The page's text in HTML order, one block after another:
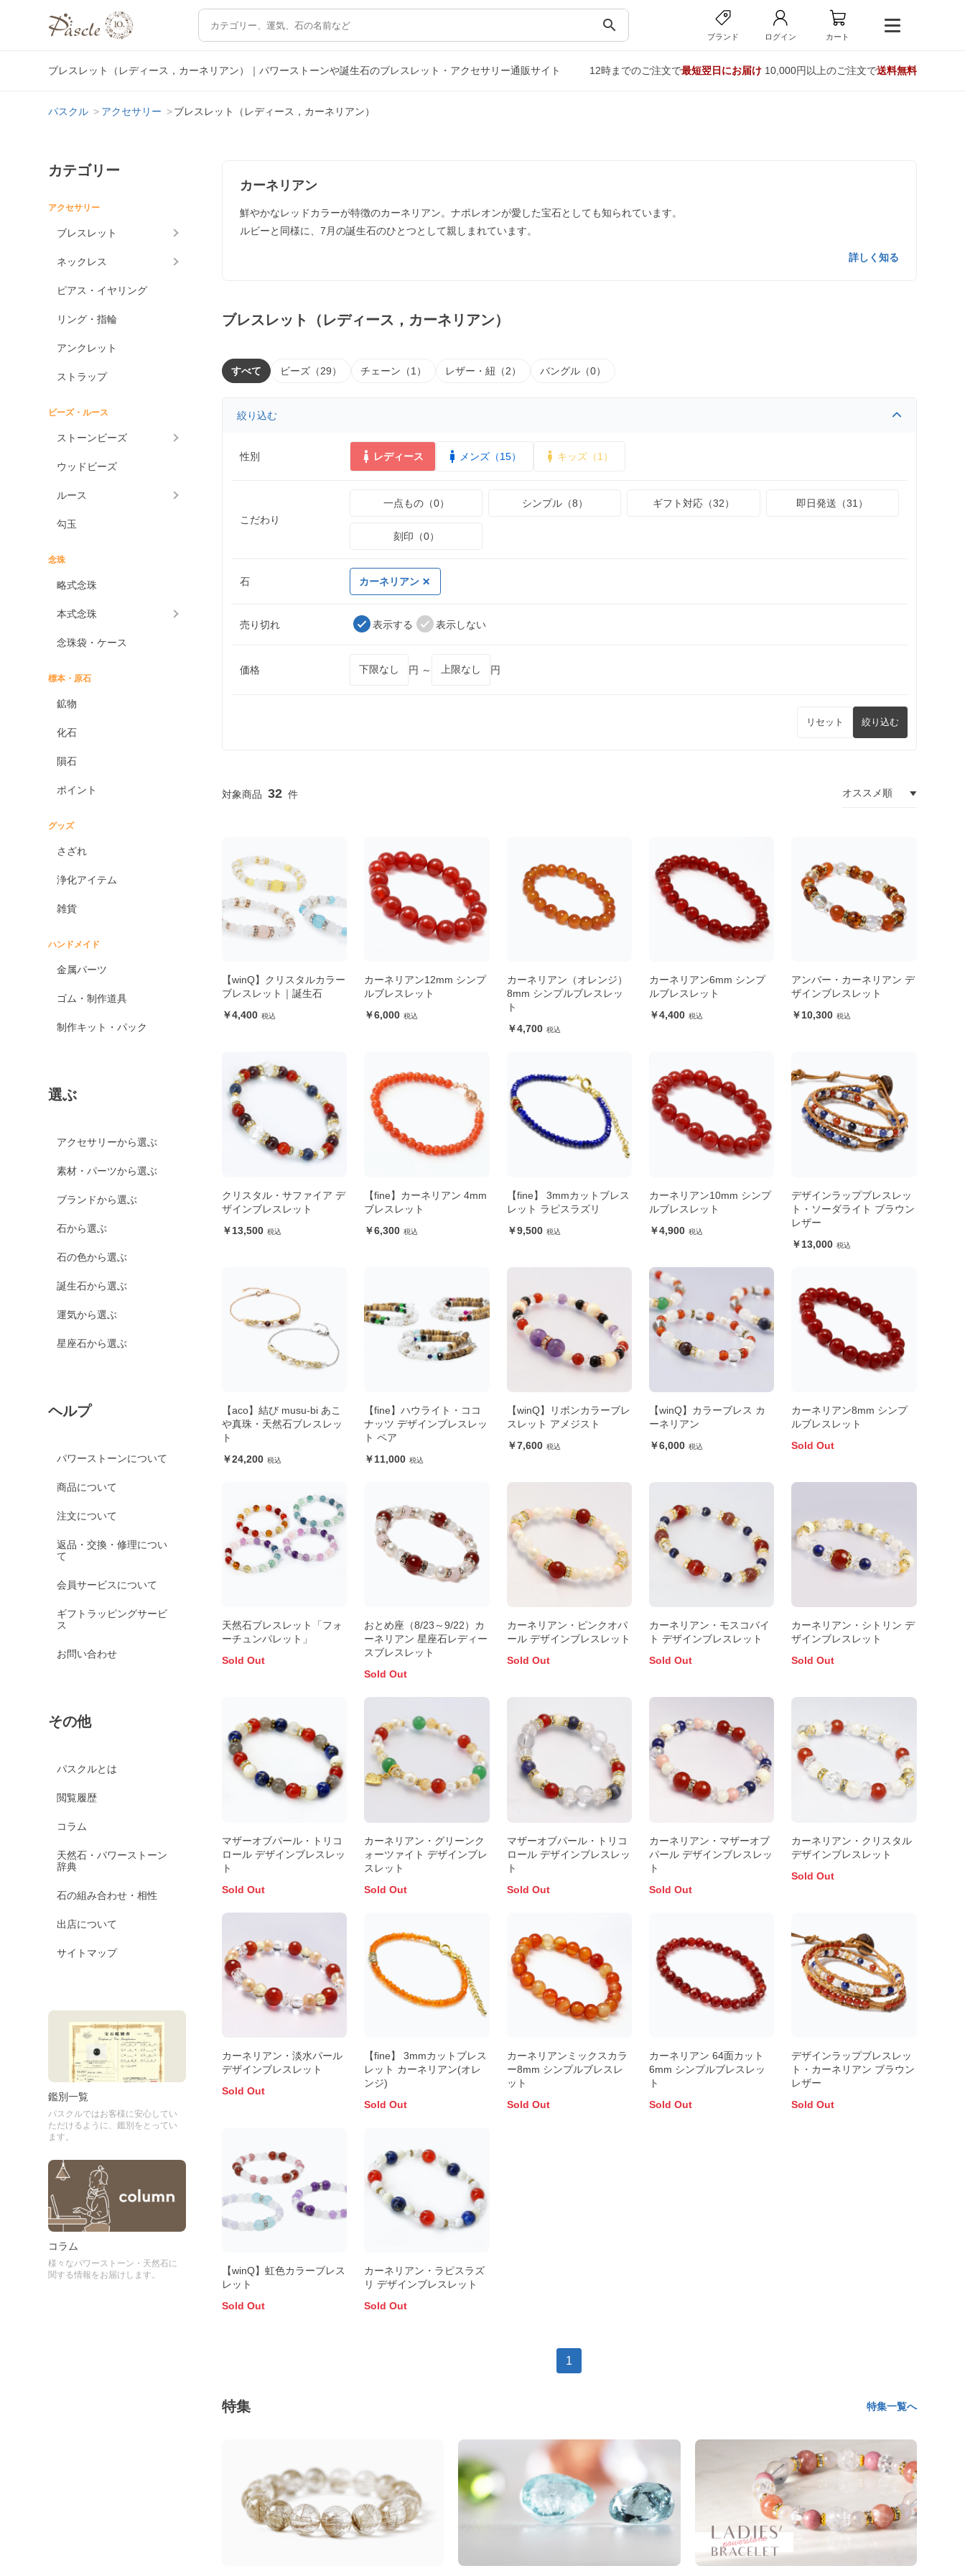
search
ブランド ログイン カート
ブレスレット（レディース，カーネリアン）｜パワーストーンや誕生石のブレスレット・アクセサリー通販サイト 12時までのご注文で最短翌日にお届け10,000円以上のご注文で送料無料
パスクル アクセサリー ブレスレット（レディース，カーネリアン）
カテゴリー
アクセサリー
ブレスレット
ネックレス
ピアス・イヤリング
リング・指輪
アンクレット
ストラップ
ビーズ・ルース
ストーンビーズ
ウッドビーズ
ルース
勾玉
念珠
略式念珠
本式念珠
念珠袋・ケース
標本・原石
鉱物
化石
隕石
ポイント
グッズ
さざれ
浄化アイテム
雑貨
ハンドメイド
金属パーツ
ゴム・制作道具
制作キット・パック
選ぶ
アクセサリーから選ぶ
素材・パーツから選ぶ
ブランドから選ぶ
石から選ぶ
石の色から選ぶ
誕生石から選ぶ
運気から選ぶ
星座石から選ぶ
ヘルプ
パワーストーンについて
商品について
注文について
返品・交換・修理につい
て
会員サービスについて
ギフトラッピングサービ
ス
お問い合わせ
その他
パスクルとは
閲覧履歴
コラム
天然石・パワーストーン
辞典
石の組み合わせ・相性
出店について
サイトマップ
鑑別一覧
パスクルではお客様に安心してい
ただけるように、鑑別をとってい
ます。
コラム
様々なパワーストーン・天然石に
関する情報をお届けします。
カーネリアン
鮮やかなレッドカラーが特徴のカーネリアン。ナポレオンが愛した宝石としても知られています。
ルビーと同様に、7月の誕生石のひとつとして親しまれています。
詳しく知る
ブレスレット（レディース，カーネリアン）
すべて ビーズ（29） チェーン（1） レザー・紐（2） バングル（0）
絞り込む
性別 レディース メンズ（15） キッズ（1）
こだわり
一点もの（0） シンプル（8） ギフト対応（32） 即日発送（31）
刻印（0）
石 カーネリアン
売り切れ 表示する 表示しない
価格 円 ～ 円
リセット 絞り込む
32
【winQ】クリスタルカラー
ブレスレット｜誕生石
4,400
カーネリアン12mm シンプ
ルブレスレット
6,000
カーネリアン（オレンジ）
8mm シンプルブレスレッ
ト
4,700
カーネリアン6mm シンプ
ルブレスレット
4,400
アンバー・カーネリアン デ
ザインブレスレット
10,300
クリスタル・サファイア デ
ザインブレスレット
13,500
【fine】カーネリアン 4mm
ブレスレット
6,300
【fine】 3mmカットブレス
レット ラピスラズリ
9,500
カーネリアン10mm シンプ
ルブレスレット
4,900
デザインラップブレスレッ
ト・ソーダライト ブラウン
レザー
13,000
【aco】結び musu-bi あこ
や真珠・天然石ブレスレッ
ト
24,200
【fine】ハウライト・ココ
ナッツ デザインブレスレッ
ト ペア
11,000
【winQ】リボンカラーブレ
スレット アメジスト
7,600
【winQ】カラーブレス カ
ーネリアン
6,000
カーネリアン8mm シンプ
ルブレスレット
Sold Out
天然石ブレスレット「フォ
ーチュンパレット」
Sold Out
おとめ座（8/23～9/22）カ
ーネリアン 星座石レディー
スブレスレット
Sold Out
カーネリアン・ピンクオパ
ール デザインブレスレット
Sold Out
カーネリアン・モスコバイ
ト デザインブレスレット
Sold Out
カーネリアン・シトリン デ
ザインブレスレット
Sold Out
マザーオブパール・トリコ
ロール デザインブレスレッ
ト
Sold Out
カーネリアン・グリーンク
ォーツァイト デザインブレ
スレット
Sold Out
マザーオブパール・トリコ
ロール デザインブレスレッ
ト
Sold Out
カーネリアン・マザーオブ
パール デザインブレスレッ
ト
Sold Out
カーネリアン・クリスタル
デザインブレスレット
Sold Out
カーネリアン・淡水パール
デザインブレスレット
Sold Out
【fine】 3mmカットブレス
レット カーネリアン(オレ
ンジ)
Sold Out
カーネリアンミックスカラ
ー8mm シンプルブレスレ
ット
Sold Out
カーネリアン 64面カット
6mm シンプルブレスレッ
ト
Sold Out
デザインラップブレスレッ
ト・カーネリアン ブラウン
レザー
Sold Out
【winQ】虹色カラーブレス
レット
Sold Out
カーネリアン・ラピスラズ
リ デザインブレスレット
Sold Out
1
特集 特集一覧へ